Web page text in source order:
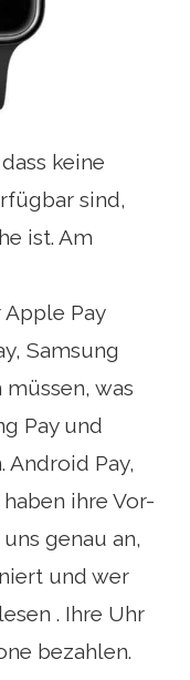
keine
sind,
ist. Am
Pay
Samsung
müssen, was
Pay und
Android Pay,
ihre Vor-
genau an,
und wer
. Ihre Uhr
bezahlen.